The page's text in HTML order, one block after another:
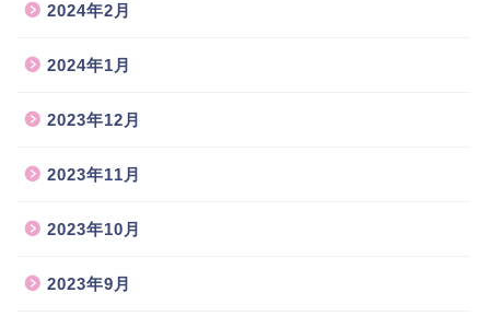
2024年2月
2024年1月
2023年12月
2023年11月
2023年10月
2023年9月